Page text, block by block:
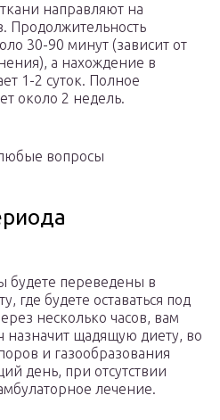
направляют на
Продолжительность
30-90 минут (зависит от
а нахождение в
1-2 суток. Полное
около 2 недель.
вопросы
будете переведены в
где будете оставаться под
несколько часов, вам
назначит щадящую диету, во
и газообразования
день, при отсутствии
лечение.